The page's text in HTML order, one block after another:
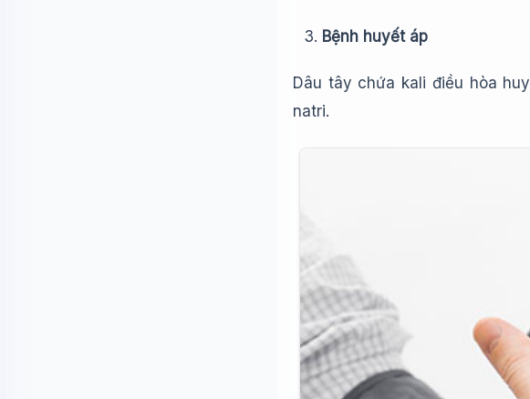
Bệnh huyết áp
Dâu tây chứa kali điều hòa
natri.